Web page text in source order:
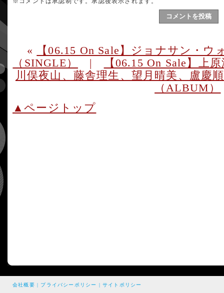
«
【06.15 On Sale】ジョナサン・
（SINGLE）
|
【06.15 On Sale】上
川俣夜山、藤舎理生、望月晴美、盧慶
（ALBUM）
▲ページトップ
会社概要 | プライバシーポリシー |サイトポリシー